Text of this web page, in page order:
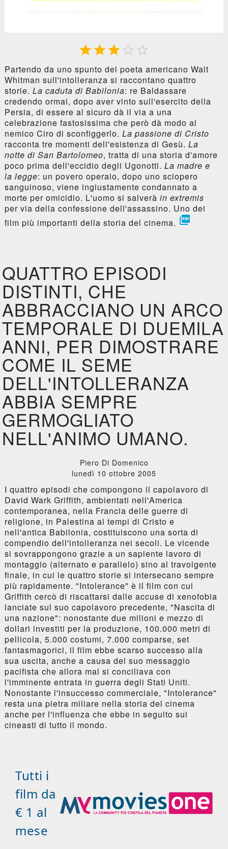
  
Partendo da uno spunto del poeta americano Walt
Whitman sull'intolleranza si raccontano quattro
storie. La caduta di Babilonia: re Baldassare
credendo ormai, dopo aver vinto sull'esercito della
Persia, di essere al sicuro dà il via a una
celebrazione fastosissima che però dà modo al
nemico Ciro di sconfiggerlo. La passione di Cristo
racconta tre momenti dell'esistenza di Gesù. La
notte di San Bartolomeo, tratta di una storia d'amore
poco prima dell'eccidio degli Ugonotti. La madre e
la legge: un povero operaio, dopo uno sciopero
sanguinoso, viene ingiustamente condannato a
morte per omicidio. L'uomo si salverà in extremis
per via della confessione dell'assassino. Uno dei
film più importanti della storia del cinema. 
QUATTRO EPISODI
DISTINTI, CHE
ABBRACCIANO UN ARCO
TEMPORALE DI DUEMILA
ANNI, PER DIMOSTRARE
COME IL SEME
DELL'INTOLLERANZA
ABBIA SEMPRE
GERMOGLIATO
NELL'ANIMO UMANO.
Piero Di Domenico
lunedì 10 ottobre 2005
I quattro episodi che compongono il capolavoro di
David Wark Griffith, ambientati nell'America
contemporanea, nella Francia delle guerre di
religione, in Palestina ai tempi di Cristo e
nell'antica Babilonia, costituiscono una sorta di
compendio dell'intolleranza nei secoli. Le vicende
si sovrappongono grazie a un sapiente lavoro di
montaggio (alternato e parallelo) sino al travolgente
finale, in cui le quattro storie si intersecano sempre
più rapidamente. "Intolerance" è il film con cui
Griffith cercò di riscattarsi dalle accuse di xenofobia
lanciate sul suo capolavoro precedente, "Nascita di
una nazione": nonostante due milioni e mezzo di
dollari investiti per la produzione, 100.000 metri di
pellicola, 5.000 costumi, 7.000 comparse, set
fantasmagorici, il film ebbe scarso successo alla
sua uscita, anche a causa del suo messaggio
pacifista che allora mal si conciliava con
l'imminente entrata in guerra degli Stati Uniti.
Nonostante l'insuccesso commerciale, "Intolerance"
resta una pietra miliare nella storia del cinema
anche per l'influenza che ebbe in seguito sui
cineasti di tutto il mondo.
Tutti i
film da
€ 1 al
mese